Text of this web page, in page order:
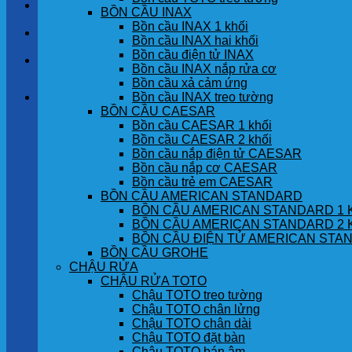
GÓC KHÁCH HÀNG
Chưa có sản phẩm trong giỏ hàng.
BỒN CẦU INAX
Bồn cầu INAX 1 khối
Bồn cầu INAX hai khối
Bồn cầu điện tử INAX
Bồn cầu INAX nắp rửa cơ
Bồn cầu xả cảm ứng
Bồn cầu INAX treo tường
BỒN CẦU CAESAR
Bồn cầu CAESAR 1 khối
Bồn cầu CAESAR 2 khối
Bồn cầu nắp điện tử CAESAR
Bồn cầu nắp cơ CAESAR
Bồn cầu trẻ em CAESAR
BỒN CẦU AMERICAN STANDARD
BỒN CẦU AMERICAN STANDARD 1
BỒN CẦU AMERICAN STANDARD 2
BỒN CẦU ĐIỆN TỬ AMERICAN
BỒN CẦU GROHE
CHẬU RỬA
CHẬU RỬA TOTO
Chậu TOTO treo tường
Chậu TOTO chân lửng
Chậu TOTO chân dài
Chậu TOTO đặt bàn